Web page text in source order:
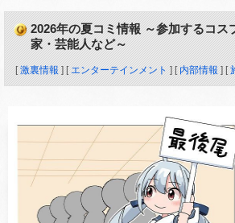
2026年の夏コミ情報 ～参加するコス
家・芸能人など～
[激裏情報 ] [ エンターテインメント ] [ 内部情報 ] [